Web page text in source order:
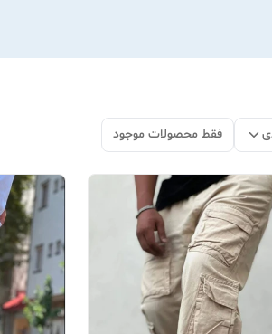
فقط محصولات موجود